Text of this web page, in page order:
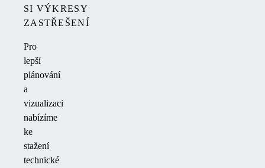
SI VÝKRESY
ZASTŘEŠENÍ
Pro
lepší
plánování
a
vizualizaci
nabízíme
ke
stažení
technické